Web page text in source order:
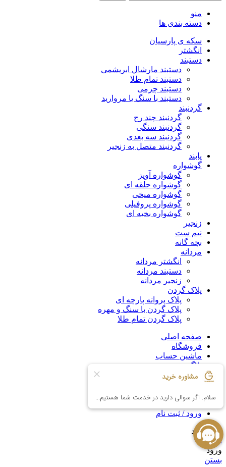
منو
دسته بندی ها
سکه ی پارسیان
انگشتر
دستبند
دستبند مارشال ابریشمی
دستبند تمام طلا
دستبند چرمی
دستبند با سنگ یا مروارید
گردنبند
گردنبند چند رج
گردنبند سنگی
گردنبند سه بعدی
گردنبند متصل به زنجیر
پابند
گوشواره
گوشواره آویز
گوشواره حلقه ای
گوشواره میخی
گوشواره پروفیلی
گوشواره بخیه ای
زنجیر
نیم ست
بچه گانه
مردانه
انگشتر مردانه
دستبند مردانه
زنجیر مردانه
پلاک گردن
پلاک پروانه پارچه ای
پلاک گردن با سنگ و مهره
پلاک گردن تمام طلا
صفحه اصلی
فروشگاه
ماشین حساب
بلاگ
تماس با ما
علاقه مندی
مقایسه
ورود / ثبت نام
سبد خرید
بستن
ورود
بستن